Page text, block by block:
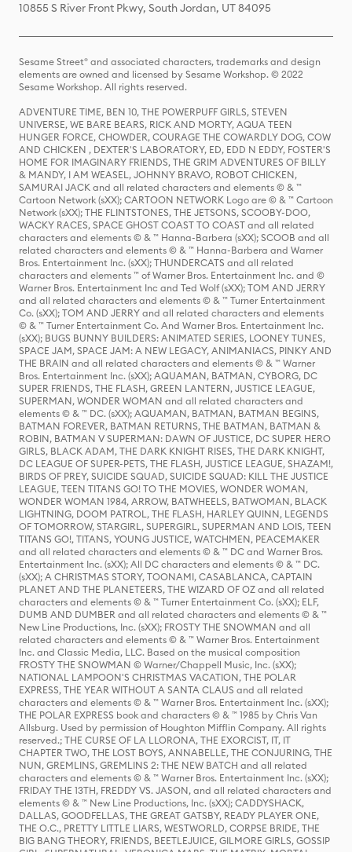
10855 S River Front Pkwy, South Jordan, UT 84095
Sesame Street® and associated characters, trademarks and design
elements are owned and licensed by Sesame Workshop. © 2022
Sesame Workshop. All rights reserved.
ADVENTURE TIME, BEN 10, THE POWERPUFF GIRLS, STEVEN
UNIVERSE, WE BARE BEARS, RICK AND MORTY, AQUA TEEN
HUNGER FORCE, CHOWDER, COURAGE THE COWARDLY DOG, COW
AND CHICKEN , DEXTER'S LABORATORY, ED, EDD N EDDY, FOSTER'S
HOME FOR IMAGINARY FRIENDS, THE GRIM ADVENTURES OF BILLY
& MANDY, I AM WEASEL, JOHNNY BRAVO, ROBOT CHICKEN,
SAMURAI JACK and all related characters and elements © & ™
Cartoon Network (sXX); CARTOON NETWORK Logo are © & ™ Cartoon
Network (sXX); THE FLINTSTONES, THE JETSONS, SCOOBY-DOO,
WACKY RACES, SPACE GHOST COAST TO COAST and all related
characters and elements © & ™ Hanna-Barbera (sXX); SCOOB and all
related characters and elements © & ™ Hanna-Barbera and Warner
Bros. Entertainment Inc. (sXX); THUNDERCATS and all related
characters and elements ™ of Warner Bros. Entertainment Inc. and ©
Warner Bros. Entertainment Inc and Ted Wolf (sXX); TOM AND JERRY
and all related characters and elements © & ™ Turner Entertainment
Co. (sXX); TOM AND JERRY and all related characters and elements
© & ™ Turner Entertainment Co. And Warner Bros. Entertainment Inc.
(sXX); BUGS BUNNY BUILDERS: ANIMATED SERIES, LOONEY TUNES,
SPACE JAM, SPACE JAM: A NEW LEGACY, ANIMANIACS, PINKY AND
THE BRAIN and all related characters and elements © & ™ Warner
Bros. Entertainment Inc. (sXX); AQUAMAN, BATMAN, CYBORG, DC
SUPER FRIENDS, THE FLASH, GREEN LANTERN, JUSTICE LEAGUE,
SUPERMAN, WONDER WOMAN and all related characters and
elements © & ™ DC. (sXX); AQUAMAN, BATMAN, BATMAN BEGINS,
BATMAN FOREVER, BATMAN RETURNS, THE BATMAN, BATMAN &
ROBIN, BATMAN V SUPERMAN: DAWN OF JUSTICE, DC SUPER HERO
GIRLS, BLACK ADAM, THE DARK KNIGHT RISES, THE DARK KNIGHT,
DC LEAGUE OF SUPER-PETS, THE FLASH, JUSTICE LEAGUE, SHAZAM!,
BIRDS OF PREY, SUICIDE SQUAD, SUICIDE SQUAD: KILL THE JUSTICE
LEAGUE, TEEN TITANS GO! TO THE MOVIES, WONDER WOMAN,
WONDER WOMAN 1984, ARROW, BATWHEELS, BATWOMAN, BLACK
LIGHTNING, DOOM PATROL, THE FLASH, HARLEY QUINN, LEGENDS
OF TOMORROW, STARGIRL, SUPERGIRL, SUPERMAN AND LOIS, TEEN
TITANS GO!, TITANS, YOUNG JUSTICE, WATCHMEN, PEACEMAKER
and all related characters and elements © & ™ DC and Warner Bros.
Entertainment Inc. (sXX); All DC characters and elements © & ™ DC.
(sXX); A CHRISTMAS STORY, TOONAMI, CASABLANCA, CAPTAIN
PLANET AND THE PLANETEERS, THE WIZARD OF OZ and all related
characters and elements © & ™ Turner Entertainment Co. (sXX); ELF,
DUMB AND DUMBER and all related characters and elements © & ™
New Line Productions, Inc. (sXX); FROSTY THE SNOWMAN and all
related characters and elements © & ™ Warner Bros. Entertainment
Inc. and Classic Media, LLC. Based on the musical composition
FROSTY THE SNOWMAN © Warner/Chappell Music, Inc. (sXX);
NATIONAL LAMPOON'S CHRISTMAS VACATION, THE POLAR
EXPRESS, THE YEAR WITHOUT A SANTA CLAUS and all related
characters and elements © & ™ Warner Bros. Entertainment Inc. (sXX);
THE POLAR EXPRESS book and characters © & ™ 1985 by Chris Van
Allsburg. Used by permission of Houghton Mifflin Company. All rights
reserved.; THE CURSE OF LA LLORONA, THE EXORCIST, IT, IT
CHAPTER TWO, THE LOST BOYS, ANNABELLE, THE CONJURING, THE
NUN, GREMLINS, GREMLINS 2: THE NEW BATCH and all related
characters and elements © & ™ Warner Bros. Entertainment Inc. (sXX);
FRIDAY THE 13TH, FREDDY VS. JASON, and all related characters and
elements © & ™ New Line Productions, Inc. (sXX); CADDYSHACK,
DALLAS, GOODFELLAS, THE GREAT GATSBY, READY PLAYER ONE,
THE O.C., PRETTY LITTLE LIARS, WESTWORLD, CORPSE BRIDE, THE
BIG BANG THEORY, FRIENDS, BEETLEJUICE, GILMORE GIRLS, GOSSIP